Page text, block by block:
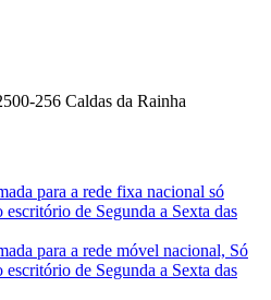
256 Caldas da Rainha
para a rede fixa nacional só
de Segunda a Sexta das
para a rede móvel nacional, Só
de Segunda a Sexta das